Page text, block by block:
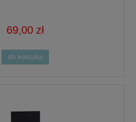
69,00 zł
do koszyka